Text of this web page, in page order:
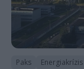
Paks Energiakrízis